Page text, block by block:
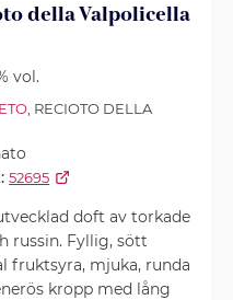
della Valpolicella
vol.
, RECIOTO DELLA
52695
doft av torkade
russin. Fyllig, sött
fruktsyra, mjuka, runda
kropp med lång